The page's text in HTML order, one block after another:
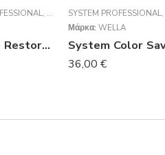
, TIME RESTORE,ΚΡΈΜΕΣ
bc Bonacure Time Restore Conditioner 1000ml
SYSTEM PROFESSIONAL,
Μάρκα: WELLA
36,00 €